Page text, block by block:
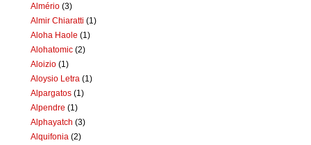
Almério (3)
Almir Chiaratti (1)
Aloha Haole (1)
Alohatomic (2)
Aloizio (1)
Aloysio Letra (1)
Alpargatos (1)
Alpendre (1)
Alphayatch (3)
Alquifonia (2)